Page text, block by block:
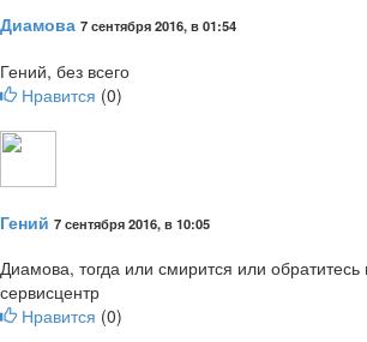
Диамова 7 сентября 2016, в 01:54
Гений, без всего
Нравится (0)
Гений 7 сентября 2016, в 10:05
Диамова, тогда или смирится или
сервисцентр
Нравится (0)